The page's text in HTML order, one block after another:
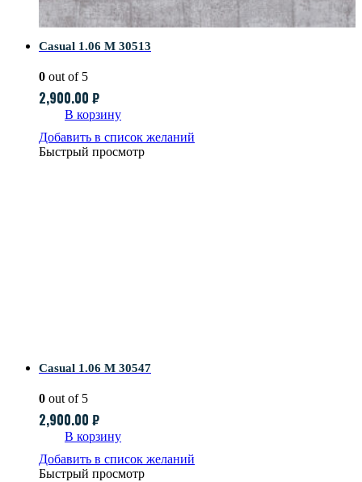
Casual 1.06 M 30513
0 out of 5
2,900.00 ₽
В корзину
Добавить в список желаний
Быстрый просмотр
Casual 1.06 M 30547
0 out of 5
2,900.00 ₽
В корзину
Добавить в список желаний
Быстрый просмотр